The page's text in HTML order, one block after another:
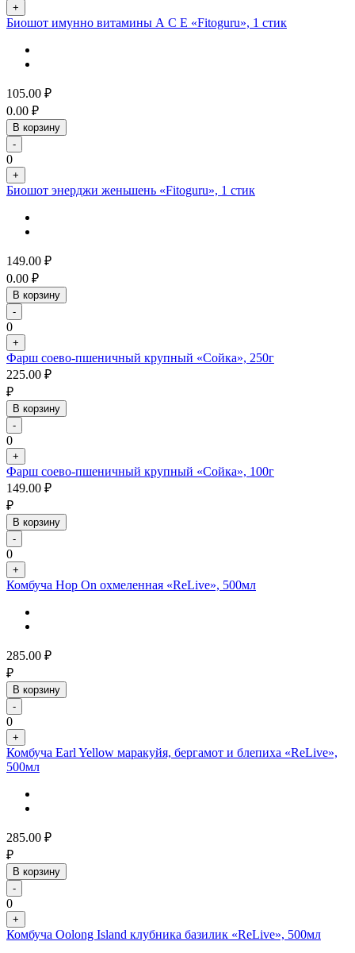
+
Биошот имунно витамины А С Е «Fitoguru», 1 стик
105.00 ₽
0.00 ₽
В корзину
-
0
+
Биошот энерджи женьшень «Fitoguru», 1 стик
149.00 ₽
0.00 ₽
В корзину
-
0
+
Фарш соево-пшеничный крупный «Сойка», 250г
225.00 ₽
₽
В корзину
-
0
+
Фарш соево-пшеничный крупный «Сойка», 100г
149.00 ₽
₽
В корзину
-
0
+
Комбуча Hop On охмеленная «ReLive», 500мл
285.00 ₽
₽
В корзину
-
0
+
Комбуча Earl Yellow маракуйя, бергамот и блепиха «ReLive»,
500мл
285.00 ₽
₽
В корзину
-
0
+
Комбуча Oolong Island клубника базилик «ReLive», 500мл